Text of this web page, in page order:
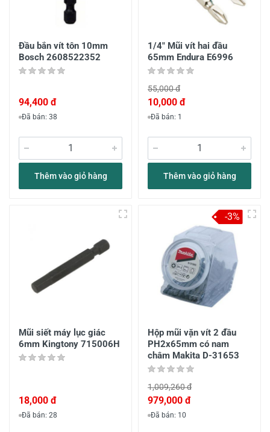
Đầu bắn vít tôn 10mm
Bosch 2608522352
94,400 đ
Đã bán: 38
Thêm vào giỏ hàng
1/4" Mũi vít hai đầu
65mm Endura E6996
55,000 đ
10,000 đ
Đã bán: 1
Thêm vào giỏ hàng
Mũi siết máy lục giác
6mm Kingtony 715006H
18,000 đ
Đã bán: 28
Hộp mũi vặn vít 2 đầu
PH2x65mm có nam
châm Makita D-31653
1,009,260 đ
979,000 đ
Đã bán: 10
-3%